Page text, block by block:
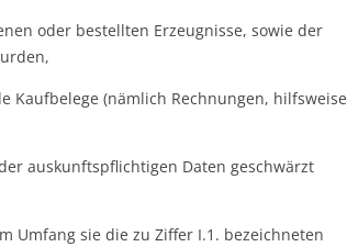
oder bestellten Erzeugnisse, sowie der
Kaufbelege (nämlich Rechnungen, hilfsweise
auskunftspflichtigen Daten geschwärzt
Umfang sie die zu Ziffer I.1. bezeichneten